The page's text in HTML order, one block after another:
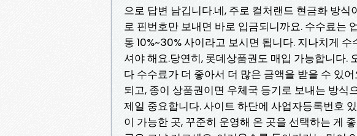
으로 답변 남깁니다.네, 주로 컬처랜드 현금화 방
로 핀번호만 보내면 바로 입금되니까요. 수수료는
통 10%~30% 사이라고 보시면 됩니다. 지나치게
셔야 해요.당연히, 롯데상품권도 매입 가능합니다.
다 수수료가 더 좋아서 더 많은 금액을 받을 수 있
되고, 종이 상품권이면 우체국 등기로 보내는 방식
제일 중요합니다. 사이트 하단에 사업자등록번호
이 가능한 곳, 꾸준히 운영해 온 곳을 선택하는 게